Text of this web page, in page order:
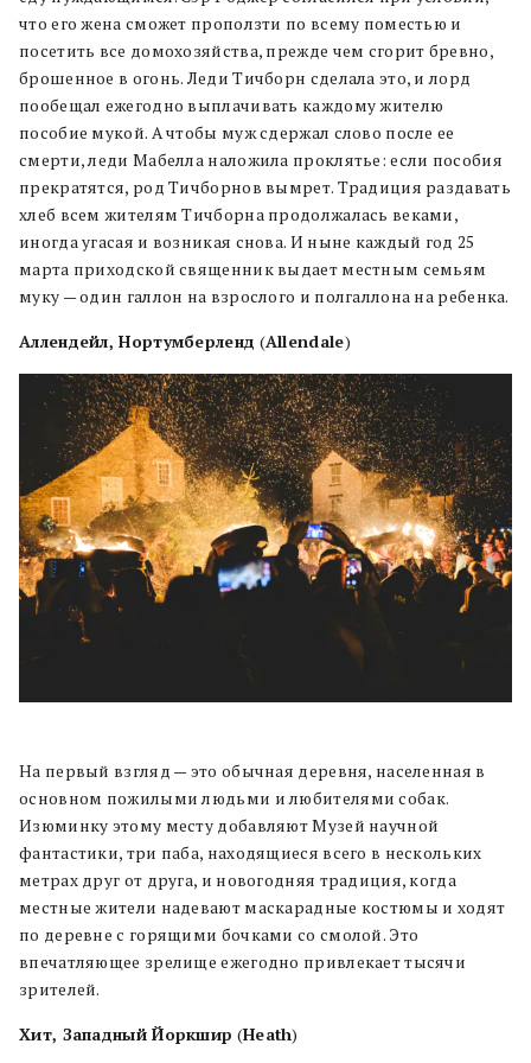
что его жена сможет проползти по всему поместью и
посетить все домохозяйства, прежде чем сгорит бревно,
брошенное в огонь. Леди Тичборн сделала это, и лорд
пообещал ежегодно выплачивать каждому жителю
пособие мукой. А чтобы муж сдержал слово после ее
смерти, леди Мабелла наложила проклятье: если пособия
прекратятся, род Тичборнов вымрет. Традиция раздавать
хлеб всем жителям Тичборна продолжалась веками,
иногда угасая и возникая снова. И ныне каждый год 25
марта приходской священник выдает местным семьям
муку — один галлон на взрослого и полгаллона на ребенка.
Аллендейл, Нортумберленд (Allendale)
На первый взгляд — это обычная деревня, населенная в
основном пожилыми людьми и любителями собак.
Изюминку этому месту добавляют Музей научной
фантастики, три паба, находящиеся всего в нескольких
метрах друг от друга, и новогодняя традиция, когда
местные жители надевают маскарадные костюмы и ходят
по деревне с горящими бочками со смолой. Это
впечатляющее зрелище ежегодно привлекает тысячи
зрителей.
Хит, Западный Йоркшир (Heath)